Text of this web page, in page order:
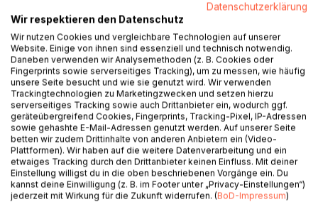
Denna bok behandlar ett tema som berör många andligt
sökande människor: frågan om inre helhet.
Den gör en åtskillnad mellan renhet och mognad, mellan ett
ljus som värmer och ett ljus som kan blända. Samtidigt
belyser den hur inre splittring kan uppstå genom moralisk
prägling och andliga ideal - och visar en väg där integration
kan ersätta förträngning.
Utan dogmer.
Utan anklagelser.
Utan anspråk på absoluta sanningar.
Datenschutzerklärung
Wir respektieren den Datenschutz
Wir nutzen Cookies und vergleichbare Technologien auf unserer
Website. Einige von ihnen sind essenziell und technisch notwendig.
Daneben verwenden wir Analysemethoden (z. B. Cookies oder
Fingerprints sowie serverseitiges Tracking), um zu messen, wie häufig
unsere Seite besucht und wie sie genutzt wird. Wir verwenden
Trackingtechnologien zu Marketingzwecken und setzen hierzu
serverseitiges Tracking sowie auch Drittanbieter ein, wodurch ggf.
geräteübergreifend Cookies, Fingerprints, Tracking-Pixel, IP-Adressen
sowie gehashte E-Mail-Adressen genutzt werden. Auf unserer Seite
betten wir zudem Drittinhalte von anderen Anbietern ein (Video-
Plattformen). Wir haben auf die weitere Datenverarbeitung und ein
etwaiges Tracking durch den Drittanbieter keinen Einfluss. Mit deiner
Einstellung willigst du in die oben beschriebenen Vorgänge ein. Du
kannst deine Einwilligung (z. B. im Footer unter „Privacy-Einstellungen“)
jederzeit mit Wirkung für die Zukunft widerrufen. (BoD-Impressum)